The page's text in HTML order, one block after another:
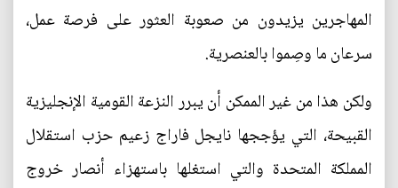
المهاجرين يزيدون من صعوبة العثور على فرصة عمل،
سرعان ما وصِموا بالعنصرية.
ولكن هذا من غير الممكن أن يبرر النزعة القومية الإنجليزية
القبيحة، التي يؤججها نايجل فاراج زعيم حزب استقلال
المملكة المتحدة والتي استغلها باستهزاء أنصار خروج